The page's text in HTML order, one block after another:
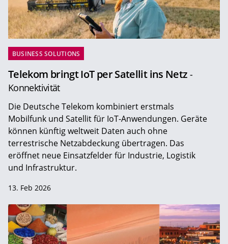
BUSINESS SOLUTIONS
Telekom bringt IoT per Satellit ins Netz -
Konnektivität
Die Deutsche Telekom kombiniert erstmals
Mobilfunk und Satellit für IoT-Anwendungen. Geräte
können künftig weltweit Daten auch ohne
terrestrische Netzabdeckung übertragen. Das
eröffnet neue Einsatzfelder für Industrie, Logistik
und Infrastruktur.
13. Feb 2026